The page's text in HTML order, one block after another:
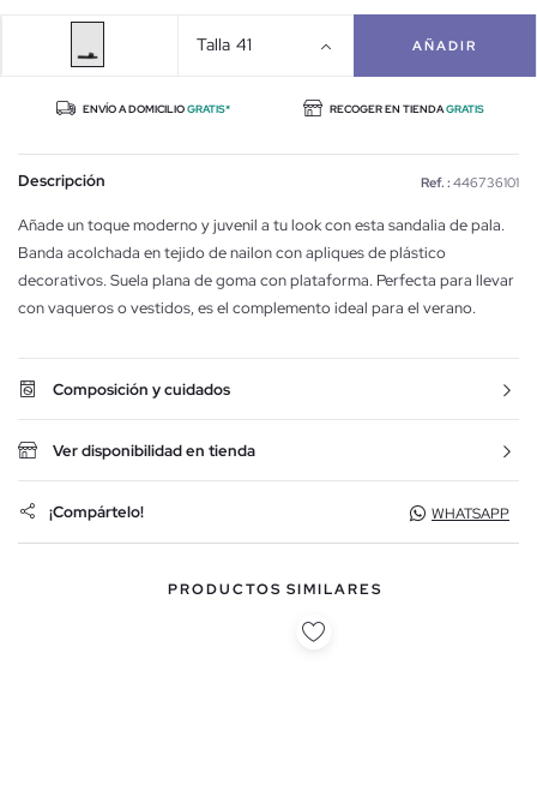
Talla 41 AÑADIR
ENVÍO A DOMICILIOGRATIS* RECOGER EN TIENDAGRATIS
Descripción Ref. : 446736101
Añade un toque moderno y juvenil a tu look con esta sandalia de pala.
Banda acolchada en tejido de nailon con apliques de plástico
decorativos. Suela plana de goma con plataforma. Perfecta para llevar
con vaqueros o vestidos, es el complemento ideal para el verano.
Composición y cuidados
Ver disponibilidad en tienda
¡Compártelo! WHATSAPP
PRODUCTOS SIMILARES